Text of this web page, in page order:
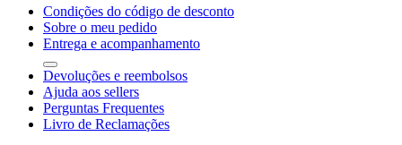
Condições do código de desconto
Sobre o meu pedido
Entrega e acompanhamento
Devoluções e reembolsos
Ajuda aos sellers
Perguntas Frequentes
Livro de Reclamações